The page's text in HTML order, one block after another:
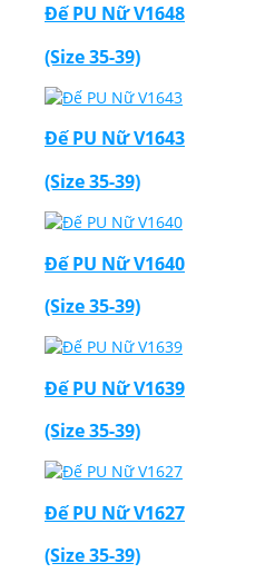
Đế PU Nữ V1648
(Size 35-39)
Đế PU Nữ V1643
(Size 35-39)
Đế PU Nữ V1640
(Size 35-39)
Đế PU Nữ V1639
(Size 35-39)
Đế PU Nữ V1627
(Size 35-39)